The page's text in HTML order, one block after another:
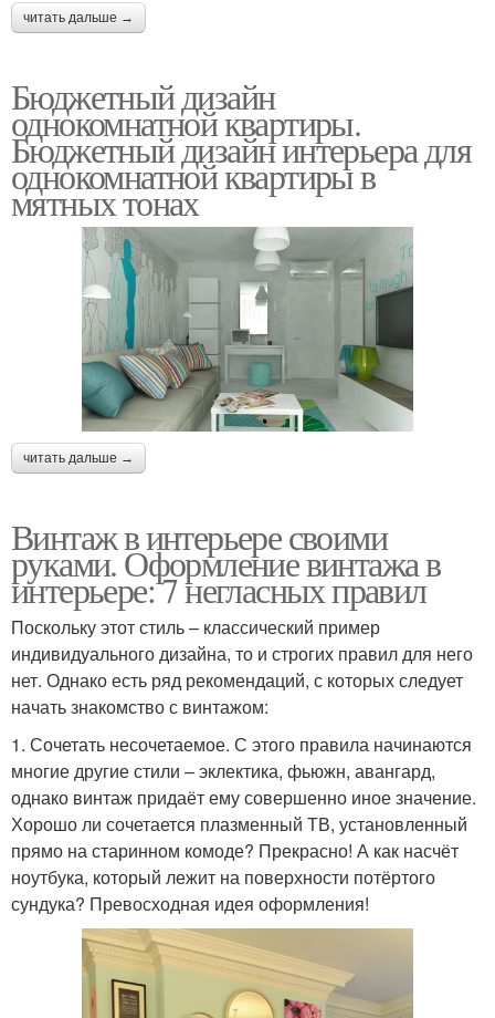
читать дальше →
Бюджетный дизайн
однокомнатной квартиры.
Бюджетный дизайн интерьера для
однокомнатной квартиры в
мятных тонах
читать дальше →
Винтаж в интерьере своими
руками. Оформление винтажа в
интерьере: 7 негласных правил
Поскольку этот стиль – классический пример
индивидуального дизайна, то и строгих правил для него
нет. Однако есть ряд рекомендаций, с которых следует
начать знакомство с винтажом:
1. Сочетать несочетаемое. С этого правила начинаются
многие другие стили – эклектика, фьюжн, авангард,
однако винтаж придаёт ему совершенно иное значение.
Хорошо ли сочетается плазменный ТВ, установленный
прямо на старинном комоде? Прекрасно! А как насчёт
ноутбука, который лежит на поверхности потёртого
сундука? Превосходная идея оформления!